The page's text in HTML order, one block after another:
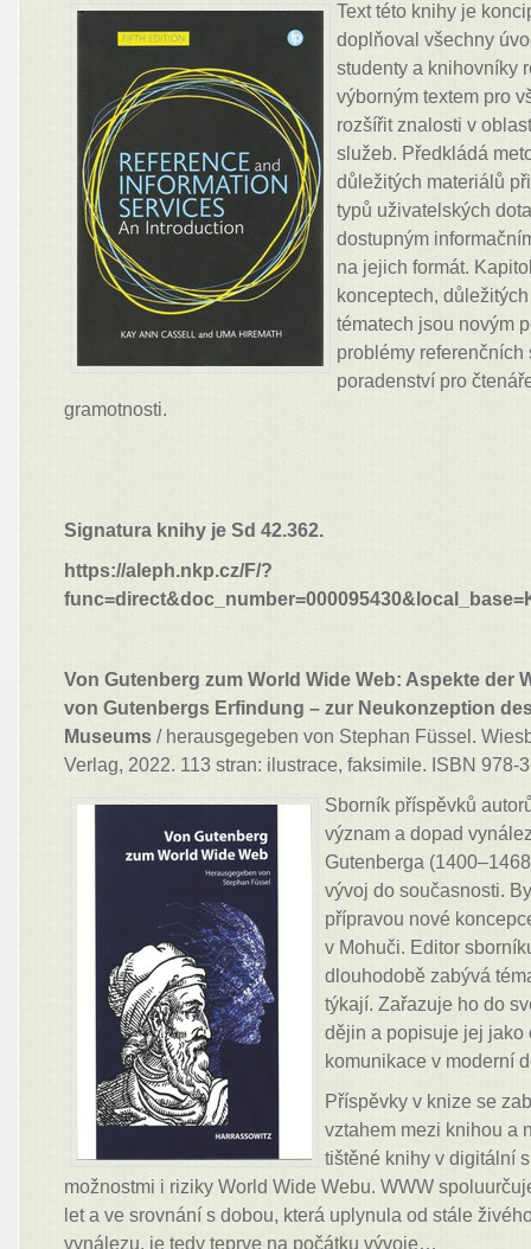
Text této knihy je
doplňoval všechny
studenty a knihovníky
výborným textem pro
rozšířit znalosti v
služeb. Předkládá
důležitých materiálů
typů uživatelských
dostupným
na jejich formát.
konceptech,
tématech jsou novým
problémy referenčních
poradenství pro
gramotnosti.
Signatura knihy je Sd 42.362.
https://aleph.nkp.cz/F/?
Von Gutenberg zum World Wide Web: Aspekte der
von Gutenbergs Erfindung – zur Neukonzeption
Museums / herausgegeben von Stephan Füssel.
Verlag, 2022. 113 stran: ilustrace, faksimile. ISBN 978-
Sborník příspěvků
význam a dopad
Gutenberga
vývoj do současnosti.
přípravou nové
v Mohuči. Editor
dlouhodobě zabývá
týkají. Zařazuje ho do
dějin a popisuje jej jako
komunikace v moderní
Příspěvky v knize se
vztahem mezi knihou a
tištěné knihy v digitální
možnostmi i riziky World Wide Webu. WWW
let a ve srovnání s dobou, která uplynula od stále
vynálezu, je tedy teprve na počátku vývoje…